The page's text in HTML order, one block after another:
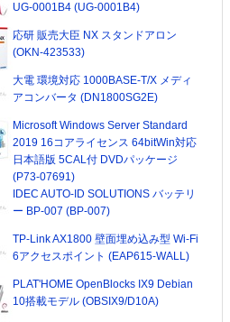
UG-0001B4 (UG-0001B4)
応研 販売大臣 NX スタンドアロン
(OKN-423533)
大電 環境対応 1000BASE-T/X メディ
アコンバータ (DN1800SG2E)
Microsoft Windows Server Standard
2019 16コアライセンス 64bitWin対応
日本語版 5CAL付 DVDパッケージ
(P73-07691)
IDEC AUTO-ID SOLUTIONS バッテリ
ー BP-007 (BP-007)
TP-Link AX1800 壁面埋め込み型 Wi-Fi
6アクセスポイント (EAP615-WALL)
PLAT'HOME OpenBlocks IX9 Debian
10搭載モデル (OBSIX9/D10A)